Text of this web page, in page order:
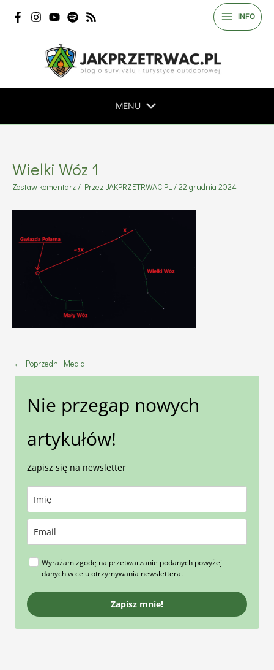
treści
INFO
MENU
Wielki Wóz 1
Zostaw komentarz/ PrzezJAKPRZETRWAC.PL/22 grudnia 2024
← Poprzedni Media
Nie przegap nowych
artykułów!
Zapisz się na newsletter
Wyrażam zgodę na przetwarzanie podanych powyżej
danych w celu otrzymywania newslettera.
Zapisz mnie!